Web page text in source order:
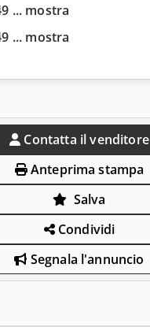
... mostra
... mostra
Contatta il venditore
Anteprima stampa
Salva
Condividi
Segnala l'annuncio